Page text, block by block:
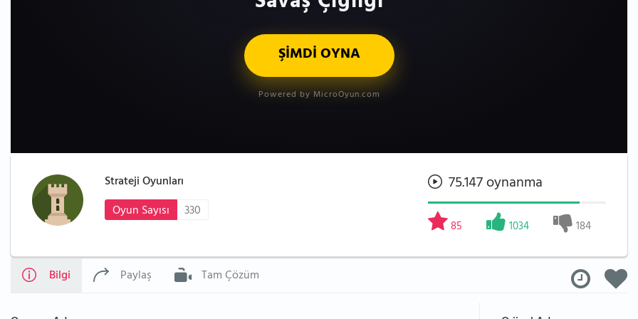
ŞİMDİ OYNA
Powered by MicroOyun.com
Strateji Oyunları
Oyun Sayısı
330
75.147 oynanma
85 1034 184
Bilgi Paylaş Tam Çözüm